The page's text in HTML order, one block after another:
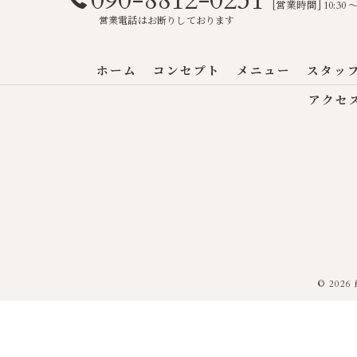
営業電話はお断りしております
[営業時間] 10:30
ホーム コンセプト メニュー
スタッ
アクセ
© 2026